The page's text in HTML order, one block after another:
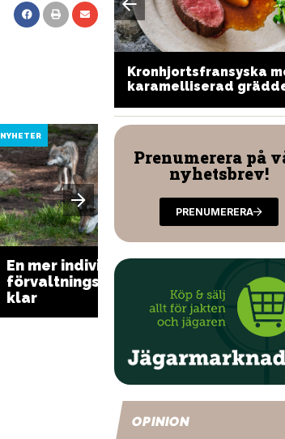
NYHETER
En mer individbaserad
förvaltningsplan för varg
klar
varg i
Kronhjortsfransyska
karamelliserad
Prenumerera på
nyhetsbrev!
PRENUMERERA
OPINION